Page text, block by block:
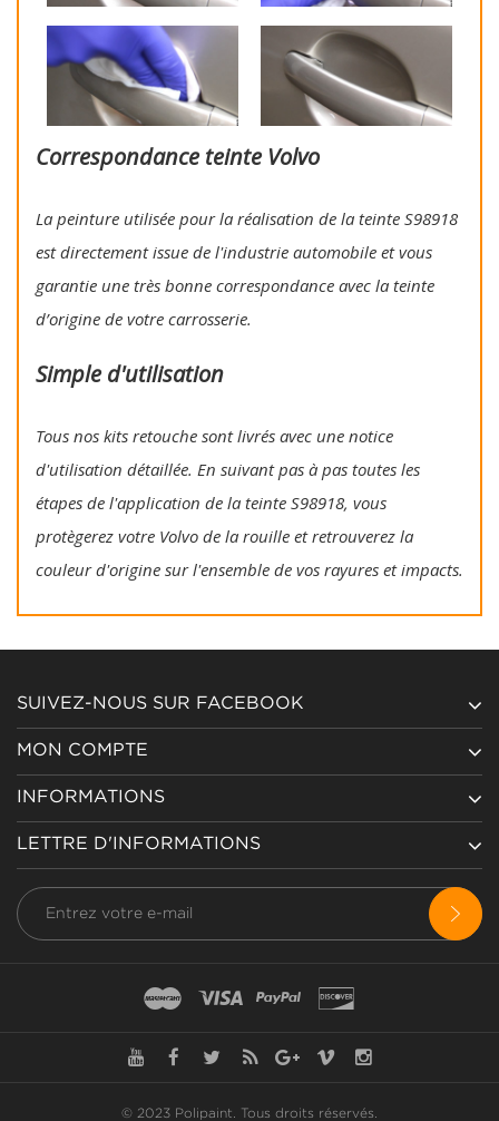
Correspondance teinte Volvo
La peinture utilisée pour la réalisation de la teinte S98918
est directement issue de l'industrie automobile et vous
garantie une très bonne correspondance avec la teinte
d’origine de votre carrosserie.
Simple d'utilisation
Tous nos kits retouche sont livrés avec une notice
d'utilisation détaillée. En suivant pas à pas toutes les
étapes de l'application de la teinte S98918, vous
protègerez votre Volvo de la rouille et retrouverez la
couleur d'origine sur l'ensemble de vos rayures et impacts.
SUIVEZ-NOUS SUR FACEBOOK
MON COMPTE
INFORMATIONS
LETTRE D'INFORMATIONS
© 2023 Polipaint. Tous droits réservés.